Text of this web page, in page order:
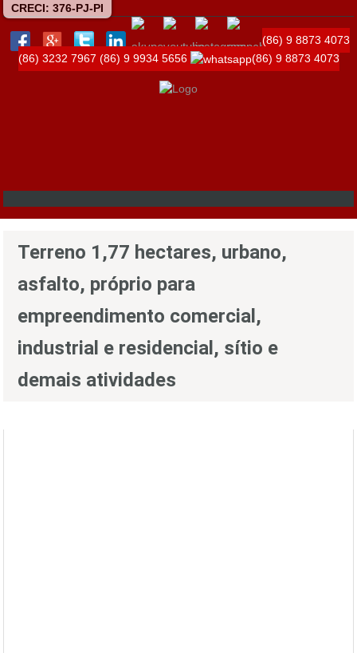
CRECI: 376-PJ-PI
(86) 9 8873 4073
(86) 3232 7967 (86) 9 9934 5656 (86) 9 8873 4073
Terreno 1,77 hectares, urbano,
asfalto, próprio para
empreendimento comercial,
industrial e residencial, sítio e
demais atividades